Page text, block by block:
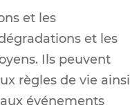
et les
et les
Ils peuvent
règles de vie ainsi
événements